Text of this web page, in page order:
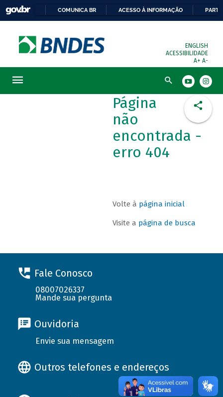
COMUNICA BR ACESSO À INFORMAÇÃO
ENGLISH
ACESSIBILIDADE
A+ A-
Busca
Página
não
encontrada -
erro 404
Volte à página inicial
Visite a página de busca
Fale Conosco
08007026337
Mande sua pergunta
Ouvidoria
Envie sua mensagem
Outros telefones e endereços